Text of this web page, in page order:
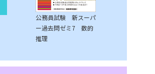
公務員試験 新スーパ
ー過去問ゼミ7 数的
推理